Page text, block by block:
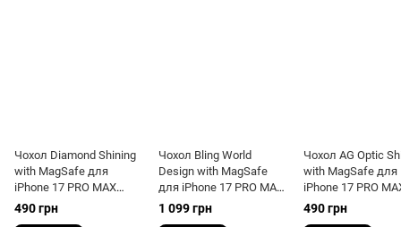
Чохол Diamond Shining
with MagSafe для
iPhone 17 PRO MAX
Deep Purple
490 грн
Чохол Bling World
Design with MagSafe
для iPhone 17 PRO MAX
Orange
1 099 грн
Чохол AG Optic
with MagSafe для
iPhone 17 PRO
490 грн